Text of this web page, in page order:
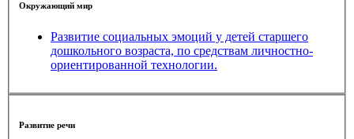
Окружающий мир
Развитие социальных эмоций у детей старшего
дошкольного возраста, по средствам личностно-
ориентированной технологии.
Развитие речи